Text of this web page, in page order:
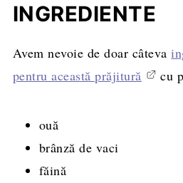
INGREDIENTE
Avem nevoie de doar câteva
pentru această prăjitură
cu
ouă
brânză de vaci
făină